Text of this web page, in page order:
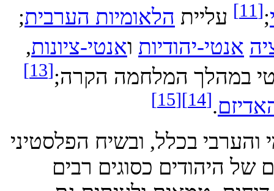
עלייתהלאומיות הערבית;
אנטי-יהודיותואנטי-ציונות,
במהלך המלחמה הקרה;[13]
.
[14]
[15]
בכלל, ובשיח הפלסטיני
כסוגים רבים